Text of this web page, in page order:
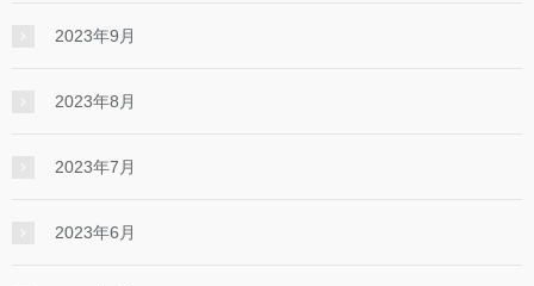
2023年9月
2023年8月
2023年7月
2023年6月